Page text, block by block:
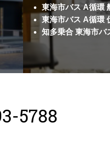
東海市バス A循環
東海市バス A循環
知多乗合 東海市バ
5788